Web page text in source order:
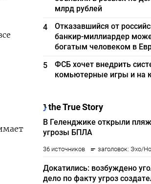
млрд рублей
4
Отказавшийся от
банкир-миллиардер
богатым человеком в
5
ФСБ хочет внедрить
комьютерные игры и на